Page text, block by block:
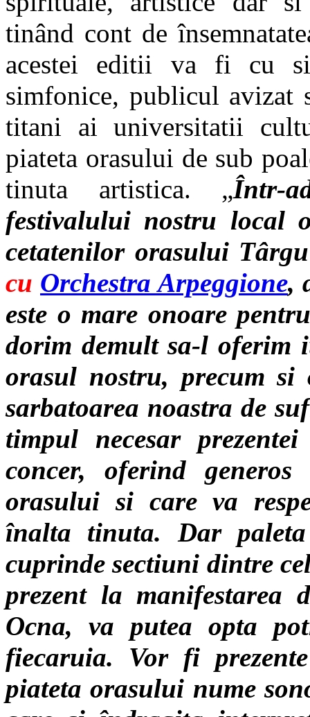
tinând cont de
acestei editii va fi cu
simfonice, publicul
titani ai universitatii
piateta orasului de sub
tinuta artistica. „Într-
festivalului nostru local
cetatenilor orasului
cu Orchestra Arpeggione,
este o mare onoare
dorim demult sa-l oferim
orasul nostru, precum
sarbatoarea noastra de
timpul necesar
concer, oferind
orasului si care va
înalta tinuta. Dar
cuprinde sectiuni dintre
prezent la manifestarea
Ocna, va putea opta
fiecaruia. Vor fi
piateta orasului nume